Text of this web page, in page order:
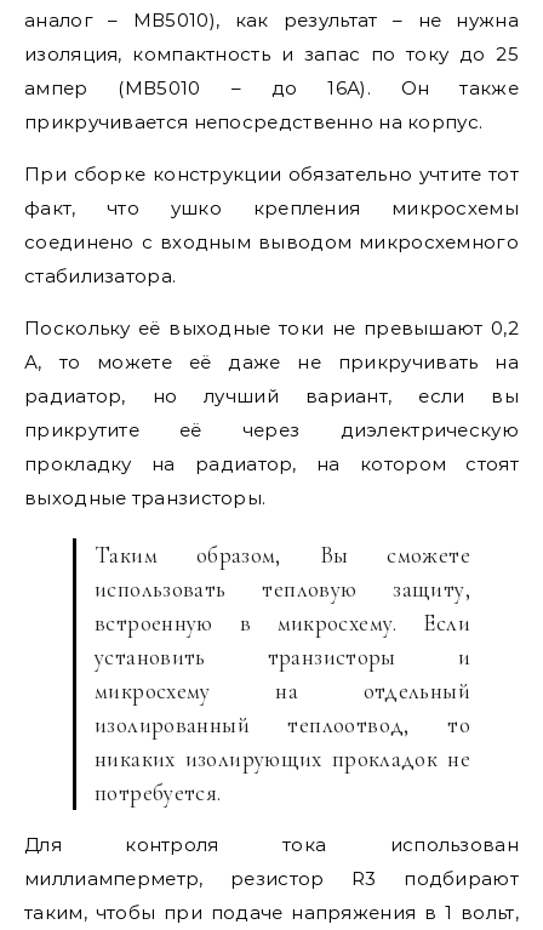
аналог – МВ5010), как результат – не нужна
изоляция, компактность и запас по току до 25
ампер (МВ5010 – до 16А). Он также
прикручивается непосредственно на корпус.
При сборке конструкции обязательно учтите тот
факт, что ушко крепления микросхемы
соединено с входным выводом микросхемного
стабилизатора.
Поскольку её выходные токи не превышают 0,2
А, то можете её даже не прикручивать на
радиатор, но лучший вариант, если вы
прикрутите её через диэлектрическую
прокладку на радиатор, на котором стоят
выходные транзисторы.
Таким образом, Вы сможете
использовать тепловую защиту,
встроенную в микросхему. Если
установить транзисторы и
микросхему на отдельный
изолированный теплоотвод, то
никаких изолирующих прокладок не
потребуется.
Для контроля тока использован
миллиамперметр, резистор R3 подбирают
таким, чтобы при подаче напряжения в 1 вольт,